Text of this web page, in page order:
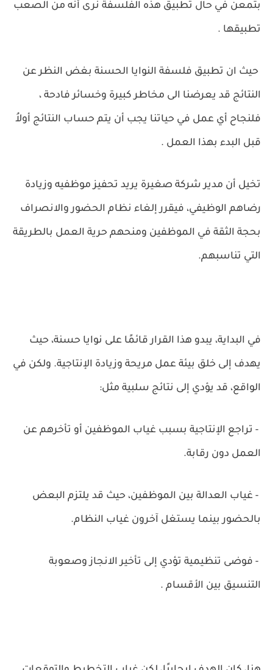
بتمعن في حال تطبيق هذه الفلسفة نرى أنه من الصعب
تطبيقها .
حيث ان تطبيق فلسفة النوايا الحسنة بغض النظر عن
النتائج قد يعرضنا الى مخاطر كبيرة وخسائر فادحة ،
فلنجاح أي عمل في حياتنا يجب أن يتم حساب النتائج أولاُ
قبل البدء بهذا العمل .
تخيل أن مدير شركة صغيرة يريد تحفيز موظفيه وزيادة
رضاهم الوظيفي، فيقرر إلغاء نظام الحضور والانصراف
بحجة الثقة في الموظفين ومنحهم حرية العمل بالطريقة
التي تناسبهم.
في البداية، يبدو هذا القرار قائمًا على نوايا حسنة، حيث
يهدف إلى خلق بيئة عمل مريحة وزيادة الإنتاجية. ولكن في
الواقع، قد يؤدي إلى نتائج سلبية مثل:
- تراجع الإنتاجية بسبب غياب الموظفين أو تأخرهم عن
العمل دون رقابة.
- غياب العدالة بين الموظفين، حيث قد يلتزم البعض
بالحضور بينما يستغل آخرون غياب النظام.
- فوضى تنظيمية تؤدي إلى تأخير الانجاز وصعوبة
التنسيق بين الأقسام .